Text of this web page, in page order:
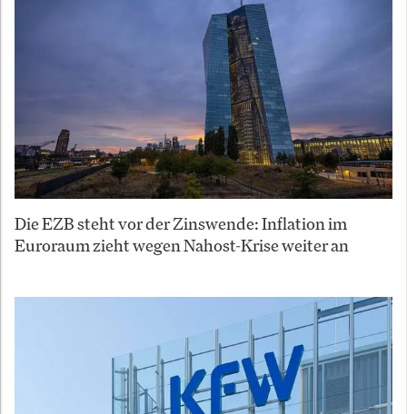
Die EZB steht vor der Zinswende: Inflation im
Euroraum zieht wegen Nahost-Krise weiter an